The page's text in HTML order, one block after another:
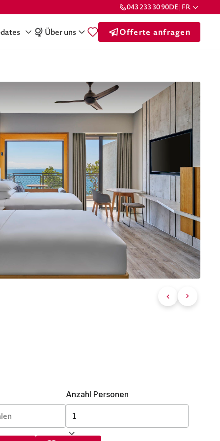
043 233 30 90DE | FR
Über uns Offerte anfragen
Anzahl Personen